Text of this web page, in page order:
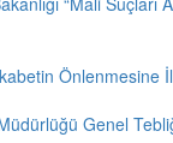
Önlenmesine
Genel